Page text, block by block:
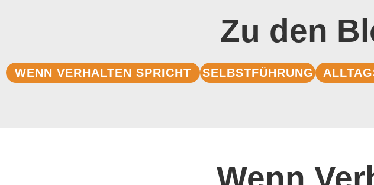
Zu den
WENN VERHALTEN SPRICHT SELBSTFÜHRUNG